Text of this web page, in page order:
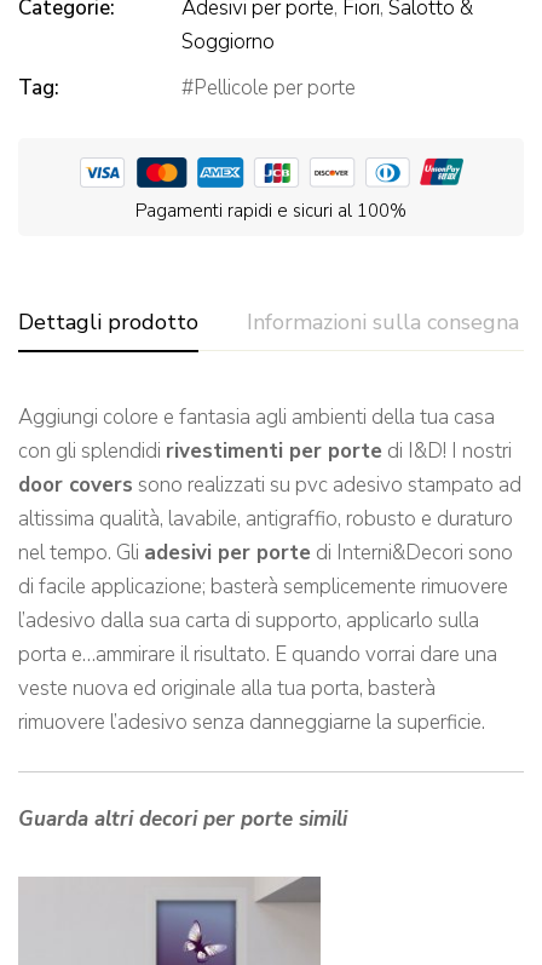
Categorie:
Adesivi per porte, Fiori, Salotto &
Soggiorno
Tag:
Pellicole per porte
Pagamenti rapidi e sicuri al 100%
Dettagli prodotto Informazioni sulla consegna
Aggiungi colore e fantasia agli ambienti della tua casa
con gli splendidi rivestimenti per porte di I&D! I nostri
door covers sono realizzati su pvc adesivo stampato ad
altissima qualità, lavabile, antigraffio, robusto e duraturo
nel tempo. Gli adesivi per porte di Interni&Decori sono
di facile applicazione; basterà semplicemente rimuovere
l’adesivo dalla sua carta di supporto, applicarlo sulla
porta e…ammirare il risultato. E quando vorrai dare una
veste nuova ed originale alla tua porta, basterà
rimuovere l’adesivo senza danneggiarne la superficie.
Guarda altri decori per porte simili